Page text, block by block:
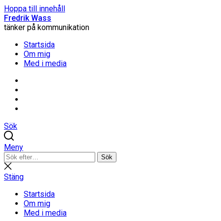
Hoppa till innehåll
Fredrik Wass
tänker på kommunikation
Startsida
Om mig
Med i media
Sök
Meny
Sök
efter:
Sök
Stäng
sökning
Stäng
Startsida
Om mig
Med i media